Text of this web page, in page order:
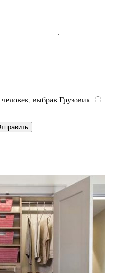
выбрав Грузовик.